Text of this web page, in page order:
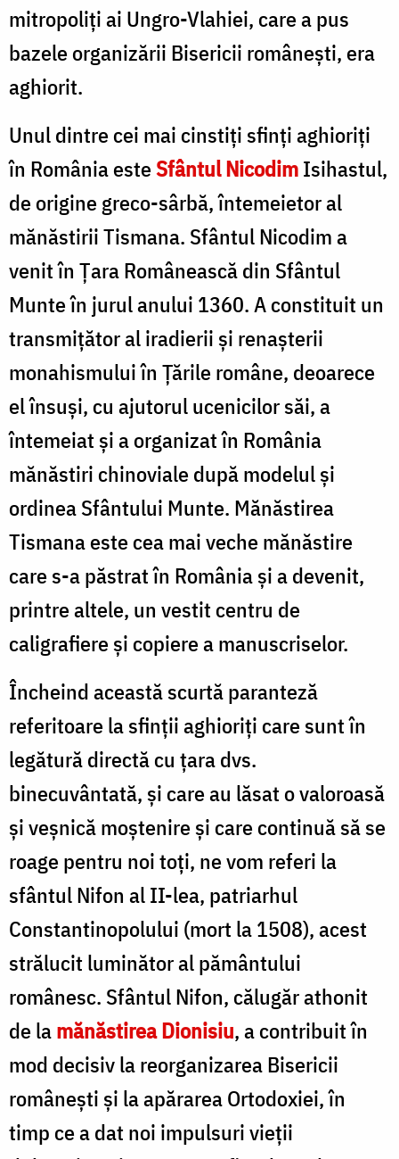
mitropoliți ai Ungro-Vlahiei, care a pus
bazele organizării Bisericii românești, era
aghiorit.
Unul dintre cei mai cinstiți sfinți aghioriți
în România esteSfântul NicodimIsihastul,
de origine greco-sârbă, întemeietor al
mănăstirii Tismana. Sfântul Nicodim a
venit în Țara Românească din Sfântul
Munte în jurul anului 1360. A constituit un
transmițător al iradierii și renașterii
monahismului în Țările române, deoarece
el însuși, cu ajutorul ucenicilor săi, a
întemeiat și a organizat în România
mănăstiri chinoviale după modelul și
ordinea Sfântului Munte. Mănăstirea
Tismana este cea mai veche mănăstire
care s-a păstrat în România și a devenit,
printre altele, un vestit centru de
caligrafiere și copiere a manuscriselor.
Încheind această scurtă paranteză
referitoare la sfinții aghioriți care sunt în
legătură directă cu țara dvs.
binecuvântată, și care au lăsat o valoroasă
și veșnică moștenire și care continuă să se
roage pentru noi toți, ne vom referi la
sfântul Nifon al II-lea, patriarhul
Constantinopolului (mort la 1508), acest
strălucit luminător al pământului
românesc. Sfântul Nifon, călugăr athonit
de lamănăstirea Dionisiu, a contribuit în
mod decisiv la reorganizarea Bisericii
românești și la apărarea Ortodoxiei, în
timp ce a dat noi impulsuri vieții